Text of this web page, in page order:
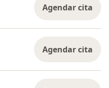
Agendar cita
Agendar cita